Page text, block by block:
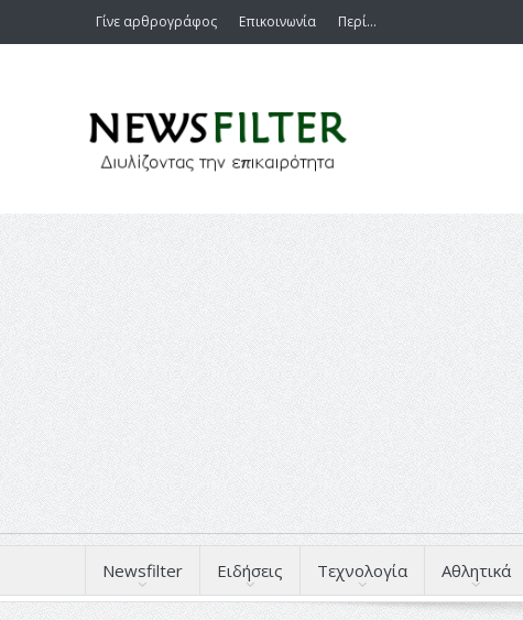
Γίνε αρθρογράφος Επικοινωνία Περί…
Newsfilter Ειδήσεις Τεχνολογία Αθλητικά